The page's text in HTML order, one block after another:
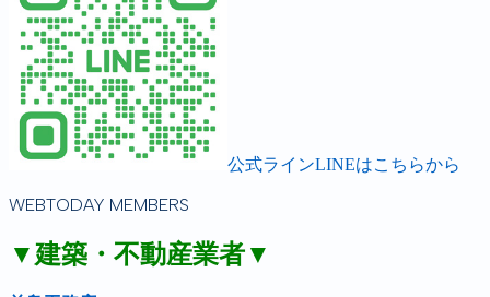
公式ラインLINEはこちらから
WEBTODAY MEMBERS
▼建築・不動産業者▼